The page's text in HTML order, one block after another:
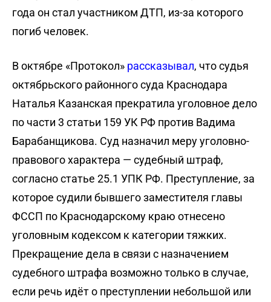
года он стал участником ДТП, из-за которого
погиб человек.
В октябре «Протокол» рассказывал, что судья
октябрьского районного суда Краснодара
Наталья Казанская прекратила уголовное дело
по части 3 статьи 159 УК РФ против Вадима
Барабанщикова. Суд назначил меру уголовно-
правового характера — судебный штраф,
согласно статье 25.1 УПК РФ. Преступление, за
которое судили бывшего заместителя главы
ФССП по Краснодарскому краю отнесено
уголовным кодексом к категории тяжких.
Прекращение дела в связи с назначением
судебного штрафа возможно только в случае,
если речь идёт о преступлении небольшой или